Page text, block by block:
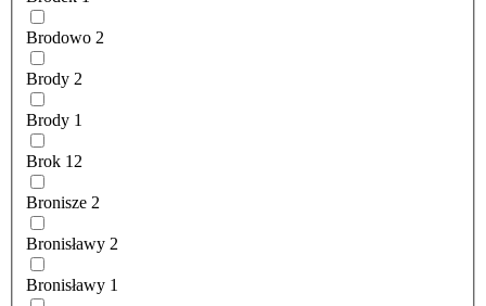
Brodowo 2
Brody 2
Brody 1
Brok 12
Bronisze 2
Bronisławy 2
Bronisławy 1